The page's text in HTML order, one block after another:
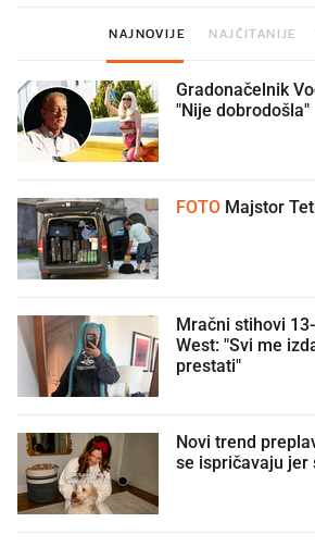
NAJNOVIJE NAJČITANIJE
Gradonačelnik
"Nije dobrodošla"
FOTO Majstor
Mračni stihovi
West: "Svi me
prestati"
Novi trend
se ispričavaju jer